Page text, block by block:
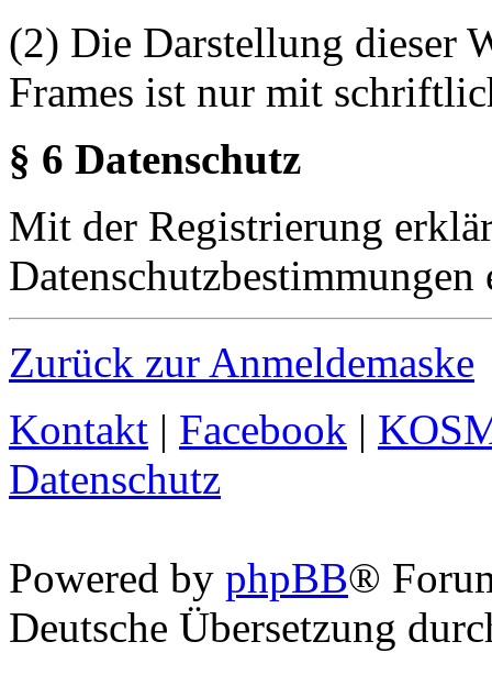
(2) Die Darstellung dieser
Frames ist nur mit
§ 6 Datenschutz
Mit der Registrierung
Datenschutzbestimmungen
Zurück zur Anmeldemaske
Kontakt | Facebook |
Datenschutz
Powered by phpBB®
Deutsche Übersetzung